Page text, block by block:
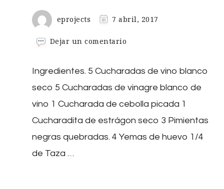
eprojects 7 abril, 2017
Dejar un comentario
Ingredientes. 5 Cucharadas de vino blanco
seco 5 Cucharadas de vinagre blanco de
vino 1 Cucharada de cebolla picada 1
Cucharadita de estrágon seco 3 Pimientas
negras quebradas. 4 Yemas de huevo 1/4
de Taza …